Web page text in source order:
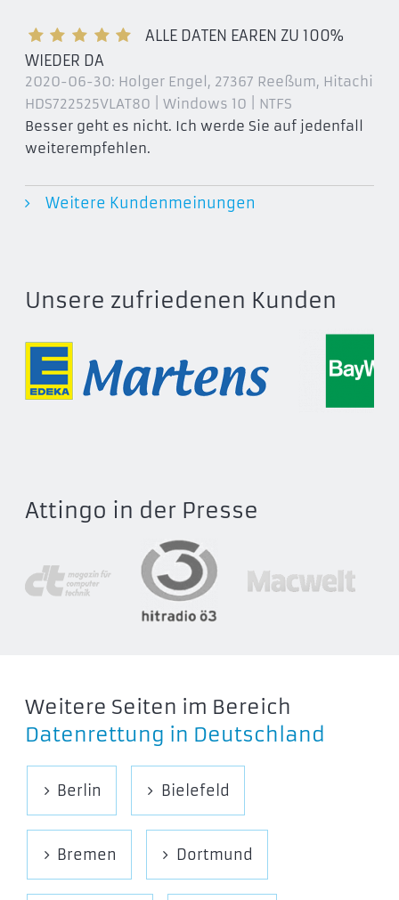
ALLE DATEN EAREN ZU 100%
WIEDER DA
2020-06-30: Holger Engel, 27367 Reeßum, Hitachi
HDS722525VLAT80 | Windows 10 | NTFS
Besser geht es nicht. Ich werde Sie auf jedenfall
weiterempfehlen.
Weitere Kundenmeinungen
Unsere zufriedenen Kunden
Attingo in der Presse
Weitere Seiten im Bereich
Datenrettung in Deutschland
Berlin Bielefeld
Bremen Dortmund